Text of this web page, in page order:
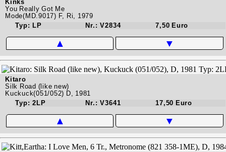
Kinks
You Really Got Me
Mode(MD.9017) F, Ri, 1979
Typ: LP
Nr.: V2834 7,50 Euro
▲ ▼
Kitaro
Silk Road (like new)
Kuckuck(051/052) D, 1981
Typ: 2LP
Nr.: V3641 17,50 Euro
▲ ▼